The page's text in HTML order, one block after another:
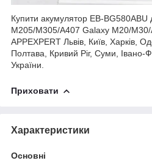
Купити акумулятор EB-BG580ABU
M205/M305/A407 Galaxy M20/M30/
APPEXPERT Львів, Київ, Харків,
Полтава, Кривий Ріг, Суми, Івано-
України.
Приховати
Характеристики
Основні